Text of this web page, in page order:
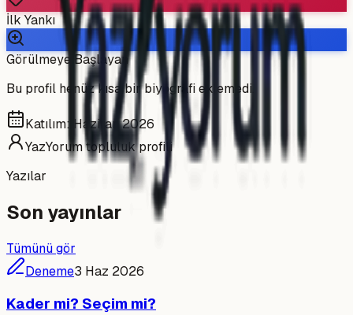
İlk Yankı
Görülmeye Başlayan
Bu profil henüz kısa bir biyografi eklemedi.
Katılım: Haziran 2026
YazYorum topluluk profili
Yazılar
Son yayınlar
Tümünü gör
Deneme3 Haz 2026
Kader mi? Seçim mi?